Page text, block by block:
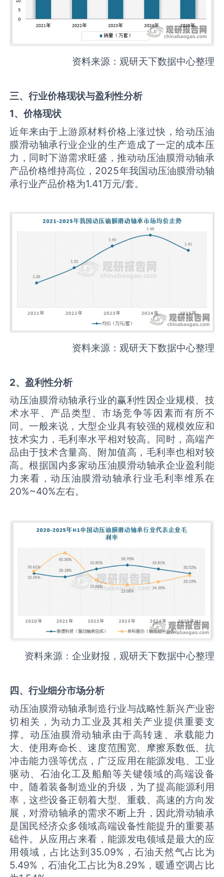
资料来源：观研天下数据中心整理
三、行业价格现状与盈利性分析
1、价格现状
近年来由于上游原材料价格上涨过快，给动压油
膜滑动轴承行业企业的生产造成了一定的成本压
力，同时下游需求旺盛，推动动压油膜滑动轴承
产品价格维持高位，2025年我国动压油膜滑动轴
承行业产品价格为1.41万元/套。
资料来源：观研天下数据中心整理
2、盈利性分析
动压油膜滑动轴承行业的赢利性因企业规模、技
术水平、产品类型、市场竞争等因素而有所不
同。一般来说，大型企业具有较强的规模效应和
技术实力，毛利率水平相对较高。同时，高端产
品由于技术含量高、附加值高，毛利率也相对较
高。根据国内多家动压油膜滑动轴承企业盈利能
力来看，动压油膜滑动轴承行业毛利率维系在
20%~40%左右。
资料来源：企业财报，观研天下数据中心整理
四、行业细分市场分析
动压油膜滑动轴承制造行业与战略性新兴产业密
切相关，为动力工业及其相关产业提供重要支
撑。动压油膜滑动轴承由于高转速、承载能力
大、使用寿命长、速度范围宽、摩擦系数低、抗
冲击能力强等优点，广泛应用在能源发电、工业
驱动、石油化工及船舶等关键领域的高端设备
中。随着装备制造业的升级，为了提高能源利用
率，这些设备正朝着大型、重载、高速的方向发
展，对滑动轴承的需求不断上升，因此滑动轴承
是国民经济众多领域高端设备性能提升的重要基
础件。从应用占来看，能源发电领域是最大的应
用领域，占比达到35.09%，石油天然气占比为
5.49%，石油化工占比为8.29%，暖通空调占比